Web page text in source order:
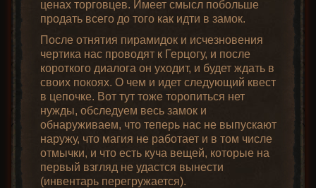
ценах торговцев. Имеет смысл побольше
продать всего до того как идти в замок.
После отнятия пирамидок и исчезновения
чертика нас проводят к Герцогу, и после
короткого диалога он уходит, и будет ждать в
своих покоях. О чем и идет следующий квест
в цепочке. Вот тут тоже торопиться нет
нужды, обследуем весь замок и
обнаруживаем, что теперь нас не выпускают
наружу, что магия не работает и в том числе
отмычки, и что есть куча вещей, которые на
первый взгляд не удастся вынести
(инвентарь перегружается).